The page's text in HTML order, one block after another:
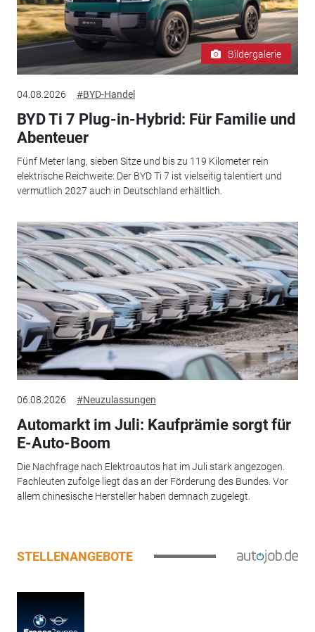
Bildergalerie
04.08.2026 #BYD-Handel
BYD Ti 7 Plug-in-Hybrid: Für Familie und
Abenteuer
Fünf Meter lang, sieben Sitze und bis zu 119 Kilometer rein
elektrische Reichweite: Der BYD Ti 7 ist vielseitig talentiert und
vermutlich 2027 auch in Deutschland erhältlich.
06.08.2026 #Neuzulassungen
Automarkt im Juli: Kaufprämie sorgt für
E-Auto-Boom
Die Nachfrage nach Elektroautos hat im Juli stark angezogen.
Fachleuten zufolge liegt das an der Förderung des Bundes. Vor
allem chinesische Hersteller haben demnach zugelegt.
STELLENANGEBOTE